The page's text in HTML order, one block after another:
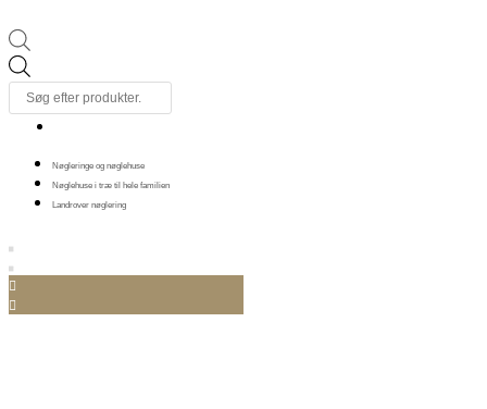
search
Nøgleringe og nøglehuse
Nøglehuse i træ til hele familien
Landrover nøglering